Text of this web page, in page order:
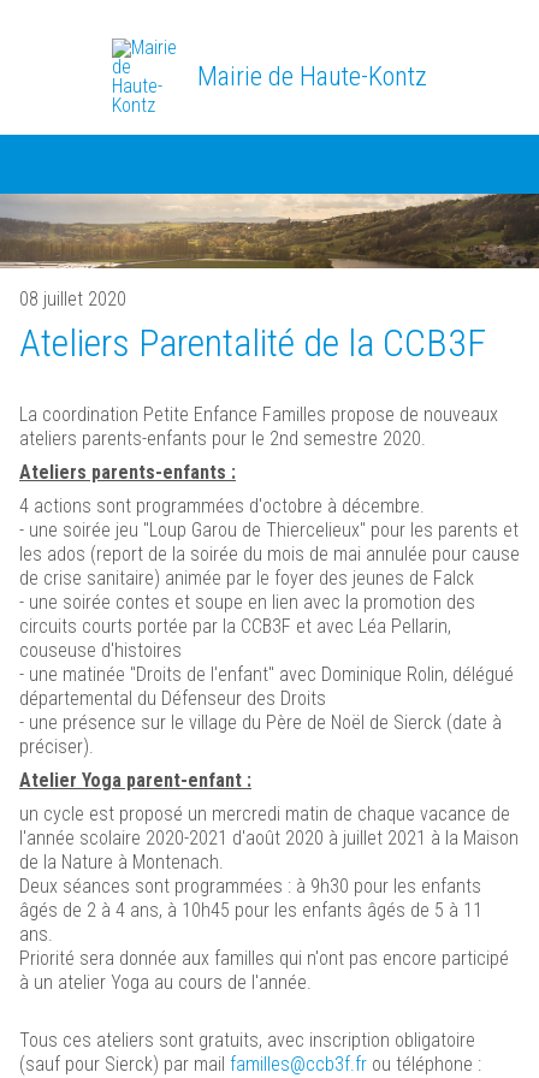
Mairie de Haute-Kontz
08 juillet 2020
Ateliers Parentalité de la CCB3F
La coordination Petite Enfance Familles propose de nouveaux
ateliers parents-enfants pour le 2nd semestre 2020.
Ateliers parents-enfants :
4 actions sont programmées d'octobre à décembre.
- une soirée jeu "Loup Garou de Thiercelieux" pour les parents et
les ados (report de la soirée du mois de mai annulée pour cause
de crise sanitaire) animée par le foyer des jeunes de Falck
- une soirée contes et soupe en lien avec la promotion des
circuits courts portée par la CCB3F et avec Léa Pellarin,
couseuse d'histoires
- une matinée "Droits de l'enfant" avec Dominique Rolin, délégué
départemental du Défenseur des Droits
- une présence sur le village du Père de Noël de Sierck (date à
préciser).
Atelier Yoga parent-enfant :
un cycle est proposé un mercredi matin de chaque vacance de
l'année scolaire 2020-2021 d'août 2020 à juillet 2021 à la Maison
de la Nature à Montenach.
Deux séances sont programmées : à 9h30 pour les enfants
âgés de 2 à 4 ans, à 10h45 pour les enfants âgés de 5 à 11
ans.
Priorité sera donnée aux familles qui n'ont pas encore participé
à un atelier Yoga au cours de l'année.
Tous ces ateliers sont gratuits, avec inscription obligatoire
(sauf pour Sierck) par mail familles@ccb3f.fr ou téléphone :